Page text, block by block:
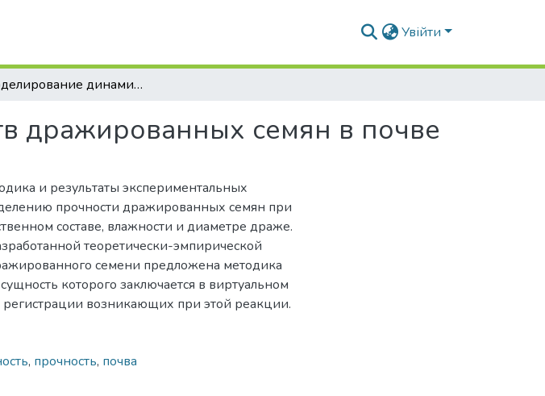
Увійти
Моделирование динамики свойств дражированных семян в почве
дражированных семян в почве
и результаты экспериментальных
прочности дражированных семян при
составе, влажности и диаметре драже.
теоретически-эмпирической
семени предложена методика
которого заключается в виртуальном
возникающих при этой реакции.
, прочность, почва